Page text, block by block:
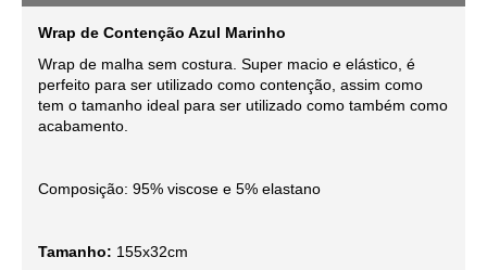
Wrap de Contenção Azul Marinho
Wrap de malha sem costura. Super macio e elástico, é
perfeito para ser utilizado como contenção, assim como
tem o tamanho ideal para ser utilizado como também como
acabamento.
Composição: 95% viscose e 5% elastano
Tamanho: 155x32cm